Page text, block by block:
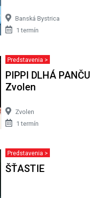
Banská Bystrica
1 termín
Predstavenia >
PIPPI DLHÁ
Zvolen
Zvolen
1 termín
Predstavenia >
ŠŤASTIE